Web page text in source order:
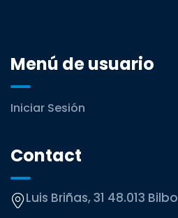
Menú de usuario
Iniciar Sesión
Contact
Luis Briñas, 31 48.013 Bilbo